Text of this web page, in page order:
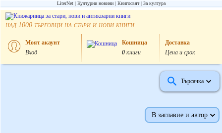
LiterNet Културни новини Книгосвят За култура
над 1000 търговци на стари и нови книги
Моят акаунт
Вход
Кошница
0книги
Доставка
Цена и срок
Търсачка
В заглавие и автор